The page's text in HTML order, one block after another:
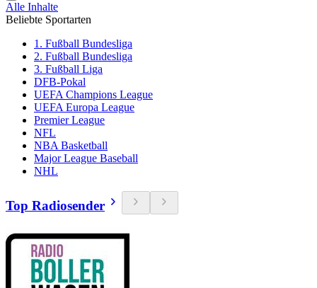
Alle Inhalte
Beliebte Sportarten
1. Fußball Bundesliga
2. Fußball Bundesliga
3. Fußball Liga
DFB-Pokal
UEFA Champions League
UEFA Europa League
Premier League
NFL
NBA Basketball
Major League Baseball
NHL
Top Radiosender